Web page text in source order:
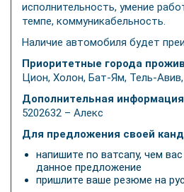
исполнительность, умение
темпе, коммуникабельность.
Наличие автомобиля будет
Приоритетные города
Цион, Холон, Бат-Ям, Тель-
Дополнительная
5202632 – Алекс
Для предложения своей
напишите по ватсапу, чем
данное предложение
пришлите ваше резюме на